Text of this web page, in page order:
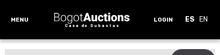
MENU LOGIN ES EN